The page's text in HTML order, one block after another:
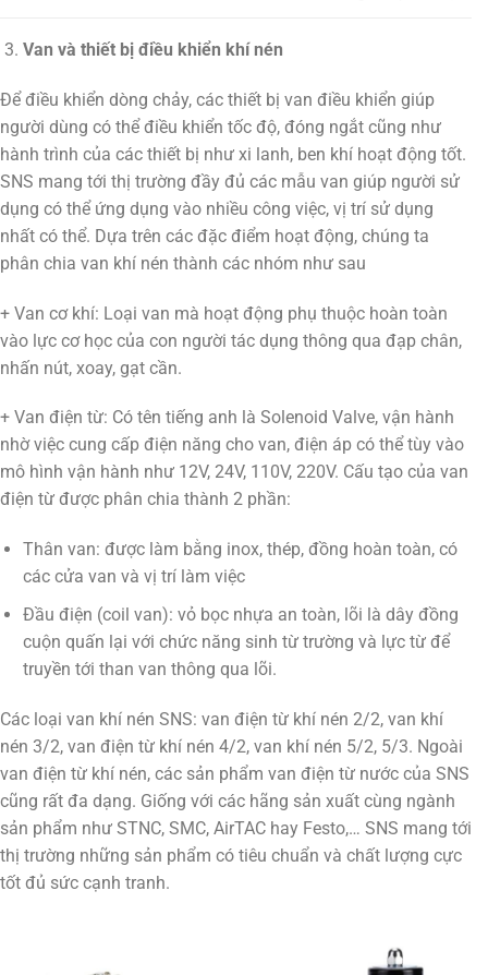
Van và thiết bị điều khiển khí nén
Để điều khiển dòng chảy, các thiết bị van điều khiển giúp
người dùng có thể điều khiển tốc độ, đóng ngắt cũng như
hành trình của các thiết bị như xi lanh, ben khí hoạt động tốt.
SNS mang tới thị trường đầy đủ các mẫu van giúp người sử
dụng có thể ứng dụng vào nhiều công việc, vị trí sử dụng
nhất có thể. Dựa trên các đặc điểm hoạt động, chúng ta
phân chia van khí nén thành các nhóm như sau
+ Van cơ khí: Loại van mà hoạt động phụ thuộc hoàn toàn
vào lực cơ học của con người tác dụng thông qua đạp chân,
nhấn nút, xoay, gạt cần.
+ Van điện từ: Có tên tiếng anh là Solenoid Valve, vận hành
nhờ việc cung cấp điện năng cho van, điện áp có thể tùy vào
mô hình vận hành như 12V, 24V, 110V, 220V. Cấu tạo của van
điện từ được phân chia thành 2 phần:
Thân van: được làm bằng inox, thép, đồng hoàn toàn, có
các cửa van và vị trí làm việc
Đầu điện (coil van): vỏ bọc nhựa an toàn, lõi là dây đồng
cuộn quấn lại với chức năng sinh từ trường và lực từ để
truyền tới than van thông qua lõi.
Các loại van khí nén SNS: van điện từ khí nén 2/2, van khí
nén 3/2, van điện từ khí nén 4/2, van khí nén 5/2, 5/3. Ngoài
van điện từ khí nén, các sản phẩm van điện từ nước của SNS
cũng rất đa dạng. Giống với các hãng sản xuất cùng ngành
sản phẩm như STNC, SMC, AirTAC hay Festo,… SNS mang tới
thị trường những sản phẩm có tiêu chuẩn và chất lượng cực
tốt đủ sức cạnh tranh.